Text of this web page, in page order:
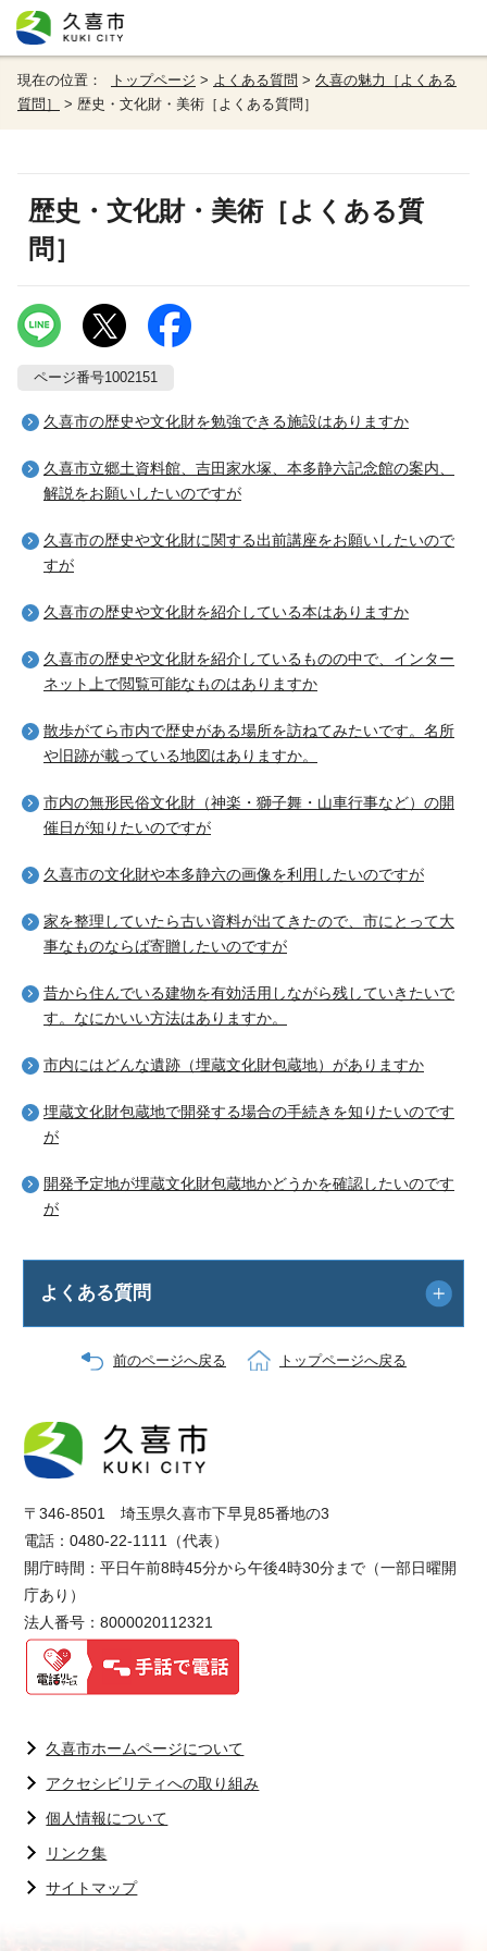
現在の位置： トップページ > よくある質問 > 久喜の魅力［よくある
質問］
> 歴史・文化財・美術［よくある質問］
歴史・文化財・美術［よくある質
問］
ページ番号1002151
久喜市の歴史や文化財を勉強できる施設はありますか
久喜市立郷土資料館、吉田家水塚、本多静六記念館の案内、
解説をお願いしたいのですが
久喜市の歴史や文化財に関する出前講座をお願いしたいので
すが
久喜市の歴史や文化財を紹介している本はありますか
久喜市の歴史や文化財を紹介しているものの中で、インター
ネット上で閲覧可能なものはありますか
散歩がてら市内で歴史がある場所を訪ねてみたいです。名所
や旧跡が載っている地図はありますか。
市内の無形民俗文化財（神楽・獅子舞・山車行事など）の開
催日が知りたいのですが
久喜市の文化財や本多静六の画像を利用したいのですが
家を整理していたら古い資料が出てきたので、市にとって大
事なものならば寄贈したいのですが
昔から住んでいる建物を有効活用しながら残していきたいで
す。なにかいい方法はありますか。
市内にはどんな遺跡（埋蔵文化財包蔵地）がありますか
埋蔵文化財包蔵地で開発する場合の手続きを知りたいのです
が
開発予定地が埋蔵文化財包蔵地かどうかを確認したいのです
が
よくある質問
前のページへ戻る トップページへ戻る
〒346-8501 埼玉県久喜市下早見85番地の3
電話：0480-22-1111（代表）
開庁時間：平日午前8時45分から午後4時30分まで（一部日曜開
庁あり）
法人番号：8000020112321
久喜市ホームページについて
アクセシビリティへの取り組み
個人情報について
リンク集
サイトマップ